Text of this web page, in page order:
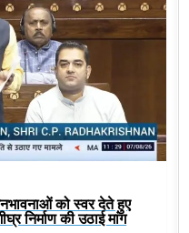
को स्वर देते हुए
निर्माण की उठाई मांग